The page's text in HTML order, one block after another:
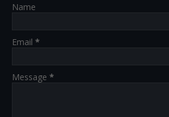
Name
Email *
Message *